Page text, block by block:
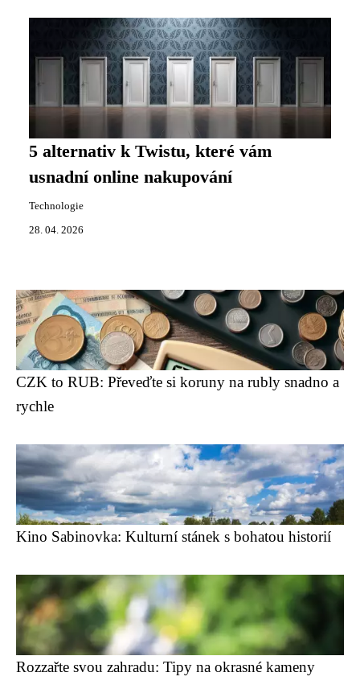
5 alternativ k Twistu, které vám
usnadní online nakupování
Technologie
28. 04. 2026
CZK to RUB: Převeďte si koruny na rubly snadno a
rychle
Kino Sabinovka: Kulturní stánek s bohatou historií
Rozzařte svou zahradu: Tipy na okrasné kameny